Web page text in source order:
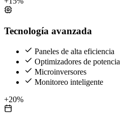
Tecnología avanzada
Paneles de alta eficiencia
Optimizadores de potencia
Microinversores
Monitoreo inteligente
+20%